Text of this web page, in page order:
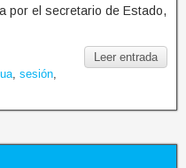
por el secretario de Estado,
Leer entrada
sesión